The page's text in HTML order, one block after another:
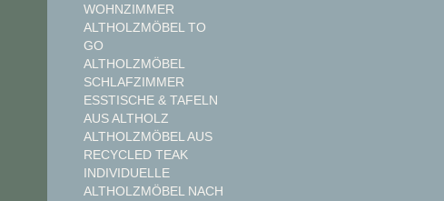
WOHNZIMMER
ALTHOLZMÖBEL TO
GO
ALTHOLZMÖBEL
SCHLAFZIMMER
ESSTISCHE & TAFELN
AUS ALTHOLZ
ALTHOLZMÖBEL AUS
RECYCLED TEAK
INDIVIDUELLE
ALTHOLZMÖBEL NACH